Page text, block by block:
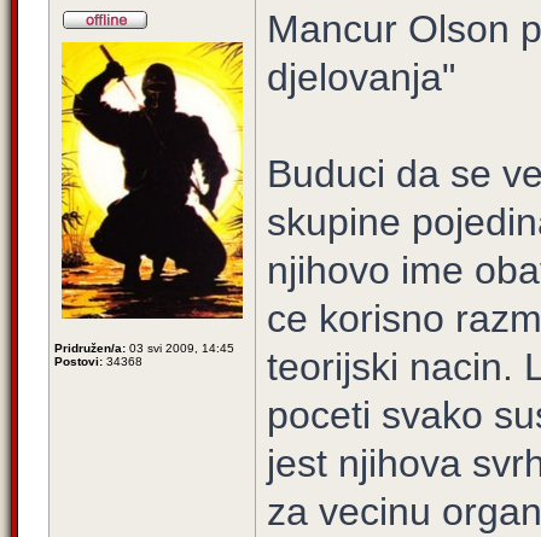
Pridružen/a: 03 svi 2009, 14:45
Postovi: 34368
Mancur Olson
djelovanja"
Buduci da se
skupine
njihovo ime
ce korisno
teorijski nacin.
poceti svako
jest njihova
za vecinu